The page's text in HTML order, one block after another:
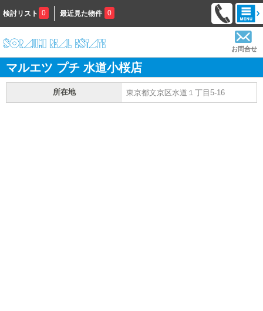
検討リスト 0 最近見た物件 0
お問合せ
マルエツ プチ 水道小桜店
所在地 東京都文京区水道１丁目5-16